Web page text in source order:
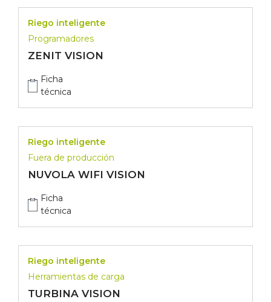
Riego inteligente
Programadores
ZENIT VISION
Ficha
técnica
Riego inteligente
Fuera de producción
NUVOLA WIFI VISION
Ficha
técnica
Riego inteligente
Herramientas de carga
TURBINA VISION